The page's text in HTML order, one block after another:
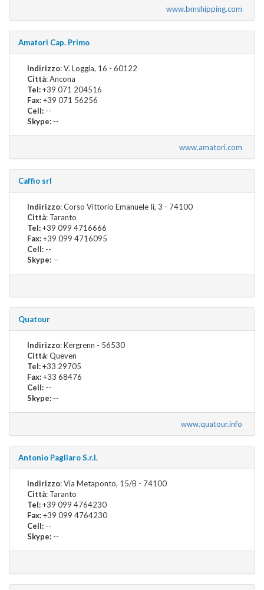
www.bmshipping.com
Amatori Cap. Primo
Indirizzo: V. Loggia, 16 - 60122
Città: Ancona
Tel:+39 071 204516
Fax:+39 071 56256
Cell: --
Skype: --
www.amatori.com
Caffio srl
Indirizzo: Corso Vittorio Emanuele Ii, 3 - 74100
Città: Taranto
Tel:+39 099 4716666
Fax:+39 099 4716095
Cell: --
Skype: --
Quatour
Indirizzo: Kergrenn - 56530
Città: Queven
Tel:+33 29705
Fax:+33 68476
Cell: --
Skype: --
www.quatour.info
Antonio Pagliaro S.r.l.
Indirizzo: Via Metaponto, 15/B - 74100
Città: Taranto
Tel:+39 099 4764230
Fax:+39 099 4764230
Cell: --
Skype: --